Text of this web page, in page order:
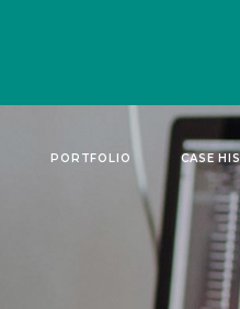
PORTFOLIO CASE